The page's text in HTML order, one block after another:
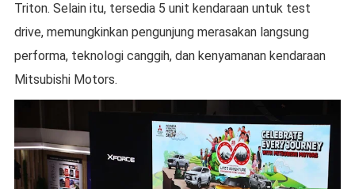
Triton. Selain itu, tersedia 5 unit kendaraan untuk test
drive, memungkinkan pengunjung merasakan langsung
performa, teknologi canggih, dan kenyamanan kendaraan
Mitsubishi Motors.